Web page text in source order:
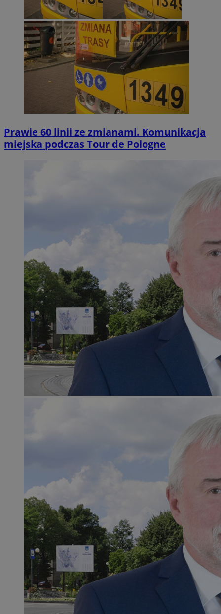
Prawie 60 linii ze zmianami. Komunikacja
miejska podczas Tour de Pologne